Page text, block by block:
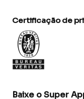
Certificação de
Baixe o Super